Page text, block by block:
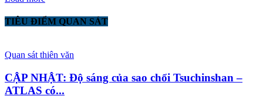
TIÊU ĐIỂM QUAN SÁT
Quan sát thiên văn
CẬP NHẬT: Độ sáng của sao chổi Tsuchinshan –
ATLAS có...